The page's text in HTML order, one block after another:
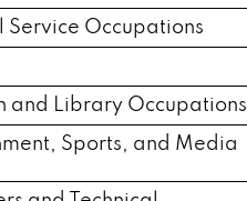
Service Occupations
and Library Occupations
Sports, and Media